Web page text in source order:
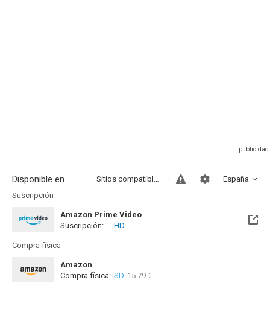
Disponible en... España
Sitios compatibles
Suscripción
Amazon Prime Video
Suscripción:
HD
Compra física
Amazon
Compra física: SD 15.79 €